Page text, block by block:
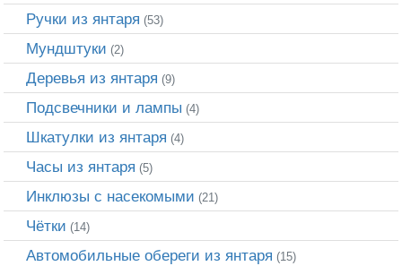
Ручки из янтаря (53)
Мундштуки (2)
Деревья из янтаря (9)
Подсвечники и лампы (4)
Шкатулки из янтаря (4)
Часы из янтаря (5)
Инклюзы с насекомыми (21)
Чётки (14)
Автомобильные обереги из янтаря (15)